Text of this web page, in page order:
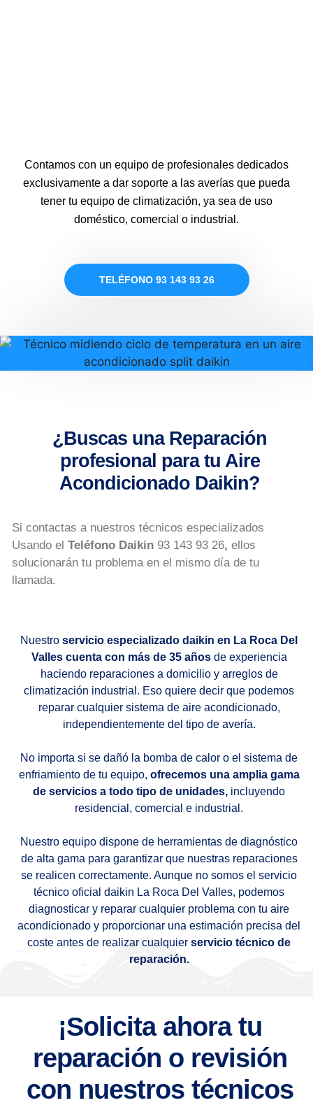
Contamos con un equipo de profesionales dedicados
exclusivamente a dar soporte a las averías que pueda
tener tu equipo de climatización, ya sea de uso
doméstico, comercial o industrial.
TELÉFONO 93 143 93 26
¿Buscas una Reparación
profesional para tu Aire
Acondicionado Daikin?
Si contactas a nuestros técnicos especializados
Usando el Teléfono Daikin 93 143 93 26, ellos
solucionarán tu problema en el mismo día de tu
llamada.
Nuestro servicio especializado daikin en La Roca Del
Valles cuenta con más de 35 añosde experiencia
haciendo reparaciones a domicilio y arreglos de
climatización industrial. Eso quiere decir que podemos
reparar cualquier sistema de aire acondicionado,
independientemente del tipo de avería.
No importa si se dañó la bomba de calor o el sistema de
enfriamiento de tu equipo, ofrecemos una amplia gama
de servicios a todo tipo de unidades, incluyendo
residencial, comercial e industrial.
Nuestro equipo dispone de herramientas de diagnóstico
de alta gama para garantizar que nuestras reparaciones
se realicen correctamente. Aunque no somos el servicio
técnico oficial daikin La Roca Del Valles, podemos
diagnosticar y reparar cualquier problema con tu aire
acondicionado y proporcionar una estimación precisa del
coste antes de realizar cualquier servicio técnico de
reparación.
¡Solicita ahora tu
reparación o revisión
con nuestros técnicos